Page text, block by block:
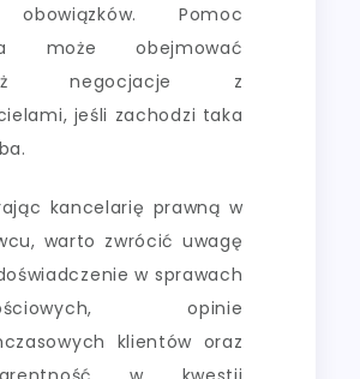
Pomoc
może obejmować
negocjacje z
jeśli zachodzi taka
kancelarię prawną w
warto zwrócić uwagę
w sprawach
opinie
klientów oraz